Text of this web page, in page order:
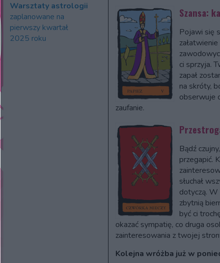
Warsztaty astrologii
zaplanowane na
pierwszy kwartał
2025 roku
Szansa:
Pojawi się
ci sprzyja.
zapał
na skróty,
obserwuje
zaufanie.
Bądź
przegapić.
słuchał
dotyczą. W
zbytnią
być ci
okazać sympatię, co druga
zainteresowania z twojej
Kolejna wróżba już w